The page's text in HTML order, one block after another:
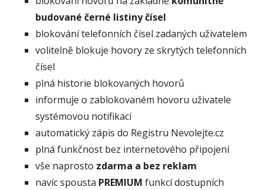
budované černé listiny čísel
blokování telefonních čísel zadaných uživatelem
volitelně blokuje hovory ze skrytých telefonních
čísel
plná historie blokovaných hovorů
informuje o zablokovaném hovoru uživatele
systémovou notifikací
automatický zápis do Registru Nevolejte.cz
plná funkčnost bez internetového připojení
vše naprosto zdarma a bez reklam
navíc spousta PREMIUM funkcí dostupních